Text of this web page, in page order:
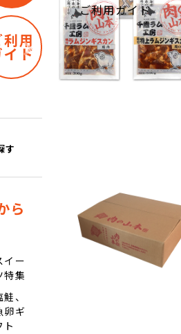
ご利用ガイド
用
ド
す
ら
イー
特集
、
卵ギ
ト